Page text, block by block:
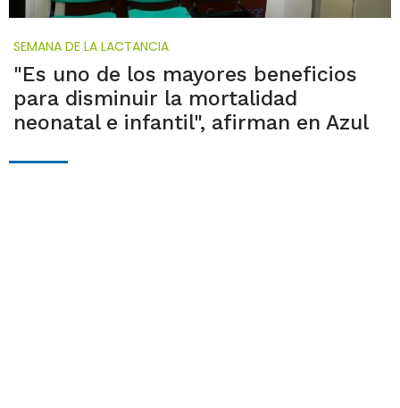
SEMANA DE LA LACTANCIA
"Es uno de los mayores beneficios
para disminuir la mortalidad
neonatal e infantil", afirman en Azul